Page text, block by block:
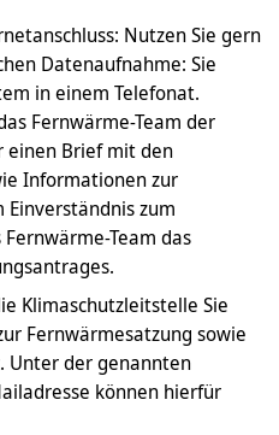
Nutzen Sie gern
Datenaufnahme: Sie
in einem Telefonat.
Fernwärme-Team der
einen Brief mit den
Informationen zur
zum
Team das
Klimaschutzleitstelle Sie
Fernwärmesatzung sowie
Unter der genannten
können hierfür